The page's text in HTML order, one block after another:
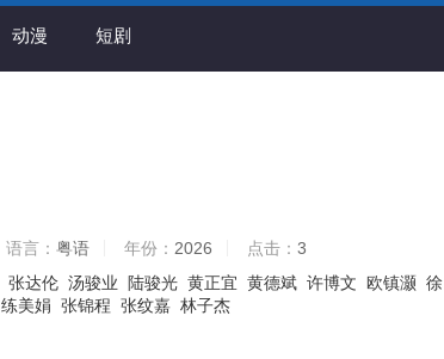
动漫 短剧
语言： 粤语 年份： 2026 点击： 3
张达伦 汤骏业 陆骏光 黄正宜 黄德斌 许博文 欧镇灏 徐
练美娟 张锦程 张纹嘉 林子杰